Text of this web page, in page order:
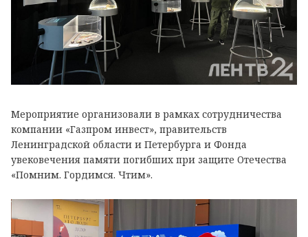
Мероприятие организовали в рамках сотрудничества
компании «Газпром инвест», правительств
Ленинградской области и Петербурга и Фонда
увековечения памяти погибших при защите Отечества
«Помним. Гордимся. Чтим».